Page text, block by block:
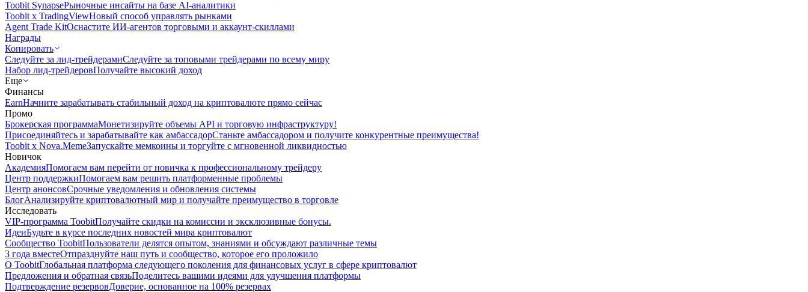
Toobit SynapseРыночные инсайты на базе AI-аналитики
Toobit x TradingViewНовый способ управлять рынками
Agent Trade KitОснастите ИИ-агентов торговыми и аккаунт-скиллами
Награды
Копировать
Следуйте за лид-трейдерамиСледуйте за топовыми трейдерами по всему миру
Набор лид-трейдеровПолучайте высокий доход
Еще
Финансы
EarnНачните зарабатывать стабильный доход на криптовалюте прямо сейчас
Промо
Брокерская программаМонетизируйте объемы API и торговую инфраструктуру!
Присоединяйтесь и зарабатывайте как амбассадорСтаньте амбассадором и получите конкурентные преимущества!
Toobit x Nova.MemeЗапускайте мемкоины и торгуйте с мгновенной ликвидностью
Новичок
АкадемияПомогаем вам перейти от новичка к профессиональному трейдеру
Центр поддержкиПомогаем вам решить платформенные проблемы
Центр анонсовСрочные уведомления и обновления системы
БлогАнализируйте криптовалютный мир и получайте преимущество в торговле
Исследовать
VIP-программа ToobitПолучайте скидки на комиссии и эксклюзивные бонусы.
ИдеиБудьте в курсе последних новостей мира криптовалют
Сообщество ToobitПользователи делятся опытом, знаниями и обсуждают различные темы
3 года вместеОтпразднуйте наш путь и сообщество, которое его проложило
О ToobitГлобальная платформа следующего поколения для финансовых услуг в сфере криптовалют
Предложения и обратная связьПоделитесь вашими идеями для улучшения платформы
Подтверждение резервовДоверие, основанное на 100% резервах